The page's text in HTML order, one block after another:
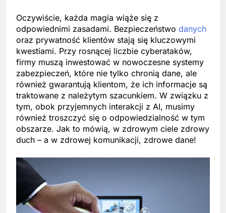
Oczywiście, każda magia wiąże się z
odpowiednimi zasadami. Bezpieczeństwo danych
oraz prywatność klientów stają się kluczowymi
kwestiami. Przy rosnącej liczbie cyberataków,
firmy muszą inwestować w nowoczesne systemy
zabezpieczeń, które nie tylko chronią dane, ale
również gwarantują klientom, że ich informacje są
traktowane z należytym szacunkiem. W związku z
tym, obok przyjemnych interakcji z AI, musimy
również troszczyć się o odpowiedzialność w tym
obszarze. Jak to mówią, w zdrowym ciele zdrowy
duch – a w zdrowej komunikacji, zdrowe dane!